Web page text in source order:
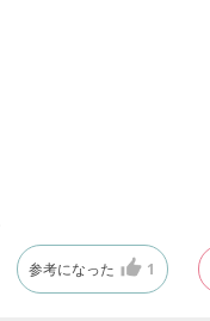
参考になった 1